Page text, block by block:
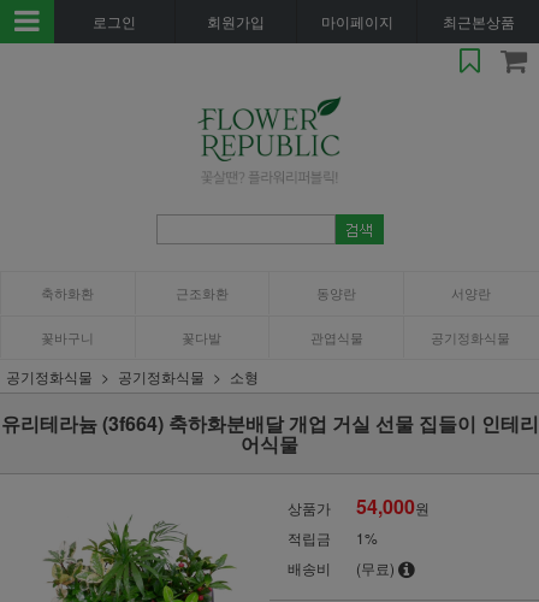
로그인 회원가입 마이페이지 최근본상품
축하화환 근조화환 동양란 서양란
꽃바구니 꽃다발 관엽식물 공기정화식물
공기정화식물 공기정화식물 소형
유리테라늄 (3f664) 축하화분배달 개업 거실 선물 집들이 인테리
어식물
상품가 54,000원
적립금
1%
배송비
(무료)